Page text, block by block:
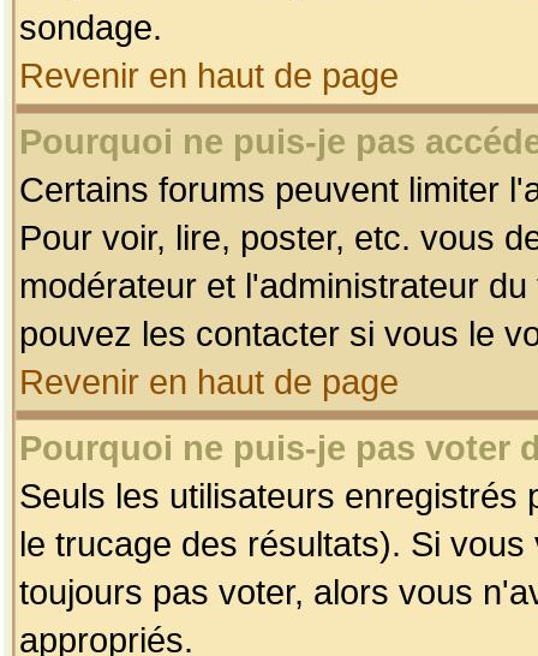
sondage.
Revenir en haut de page
Pourquoi ne puis-je pas
Certains forums peuvent limiter
Pour voir, lire, poster, etc. vous
modérateur et l'administrateur
pouvez les contacter si vous le
Revenir en haut de page
Pourquoi ne puis-je pas voter
Seuls les utilisateurs enregistrés
le trucage des résultats). Si
toujours pas voter, alors vous
appropriés.